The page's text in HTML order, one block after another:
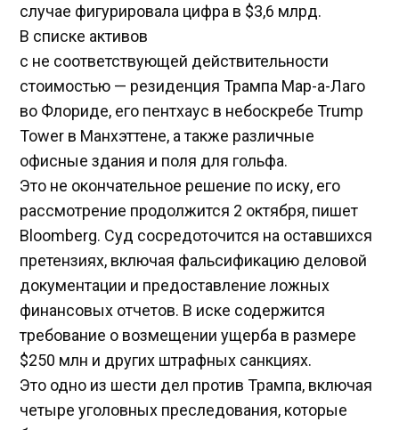
случае фигурировала цифра в $3,6 млрд.
В списке активов
с не соответствующей действительности
стоимостью — резиденция Трампа Мар-а-Лаго
во Флориде, его пентхаус в небоскребе Trump
Tower в Манхэттене, а также различные
офисные здания и поля для гольфа.
Это не окончательное решение по иску, его
рассмотрение продолжится 2 октября, пишет
Bloomberg. Суд сосредоточится на оставшихся
претензиях, включая фальсификацию деловой
документации и предоставление ложных
финансовых отчетов. В иске содержится
требование о возмещении ущерба в размере
$250 млн и других штрафных санкциях.
Это одно из шести дел против Трампа, включая
четыре уголовных преследования, которые